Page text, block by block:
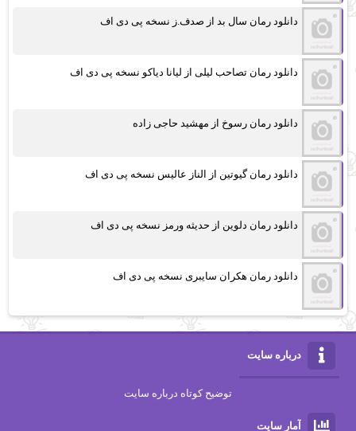
دانلود رمان سال بد از صدف.ز نسخه پی دی اف
دانلود رمان تصاحب لیلی از لیانا دیاکو نسخه پی دی اف
دانلود رمان رسوخ از مهشید حاجی زاده
دانلود رمان گیوتین از الناز عالیس نسخه پی دی اف
دانلود رمان دلوین از حدیثه ورمز نسخه پی دی اف
دانلود رمان هکران سایبری نسخه پی دی اف
درباره سایت
توضیح کوتاه درباره سایت
آمار سایت